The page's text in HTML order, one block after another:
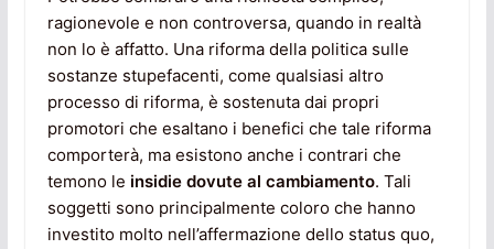
ragionevole e non controversa, quando in realtà
non lo è affatto. Una riforma della politica sulle
sostanze stupefacenti, come qualsiasi altro
processo di riforma, è sostenuta dai propri
promotori che esaltano i benefici che tale riforma
comporterà, ma esistono anche i contrari che
temono le insidie dovute al cambiamento. Tali
soggetti sono principalmente coloro che hanno
investito molto nell’affermazione dello status quo,